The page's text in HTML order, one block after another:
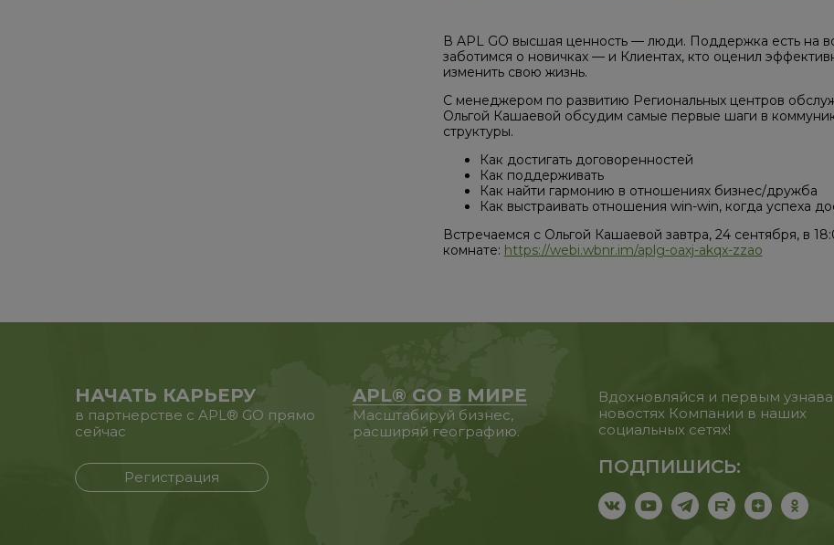
В APL GO высшая ценность — люди. Поддержка есть на
заботимся о новичках — и Клиентах, кто оценил
изменить свою жизнь.
С менеджером по развитию Региональных центров
Ольгой Кашаевой обсудим самые первые шаги в
структуры.
Как достигать договоренностей
Как поддерживать
Как найти гармонию в отношениях бизнес/дружба
Как выстраивать отношения win-win, когда успеха
Встречаемся с Ольгой Кашаевой завтра, 24 сентября, в
комнате: https://webi.wbnr.im/aplg-oaxj-akqx-zzao
НАЧАТЬ КАРЬЕРУ
в партнерстве с APL® GO прямо
сейчас
Регистрация
APL® GO В МИРЕ
Масштабируй бизнес,
расширяй географию.
Вдохновляйся и первым
новостях Компании в наших
социальных сетях!
ПОДПИШИСЬ: